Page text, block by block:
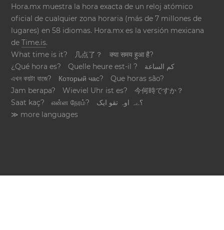
Hora.mx muestra la hora exacta de un reloj atómico
oficial de cualquier zona horaria (más de 7 millones de
lugares) en 58 idiomas. Hora.mx es la versión mexicana
deTime.is.
What time is it?
几点了？
क्या समय हुआ है?
¿Qué hora es?
Quelle heure est-il ?
كم الساعة
এখন কয়টা বাজে?
Который час?
Que horas são?
Jam berapa?
Wieviel Uhr ist es?
今何時ですか？
Saat kaç?
என்ன நேரம்?
؟ےہ اوہ تقو ایک
≫ more languages